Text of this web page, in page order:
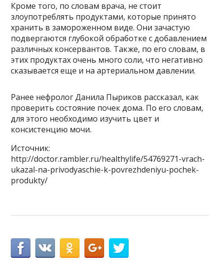
Кроме того, по словам врача, не стоит
злоупотреблять продуктами, которые принято
хранить в замороженном виде. Они зачастую
подвергаются глубокой обработке с добавлением
различных консервантов. Также, по его словам, в
этих продуктах очень много соли, что негативно
сказывается еще и на артериальном давлении.
Ранее нефролог Данила Пыриков рассказал, как
проверить состояние почек дома. По его словам,
для этого необходимо изучить цвет и
консистенцию мочи.
Источник:
http://doctor.rambler.ru/healthylife/54769271-vrach-
ukazal-na-privodyaschie-k-povrezhdeniyu-pochek-
produkty/